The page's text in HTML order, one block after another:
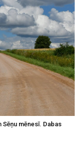
Sēņu mēnesī. Dabas